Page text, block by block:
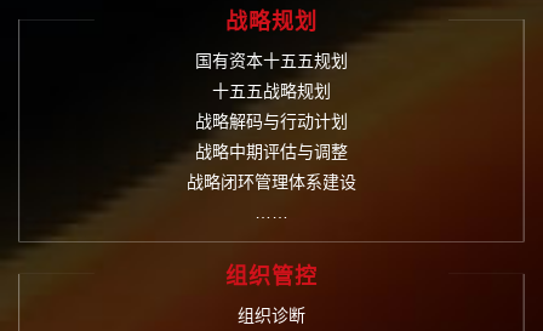
战略规划
国有资本十五五规划
十五五战略规划
战略解码与行动计划
战略中期评估与调整
战略闭环管理体系建设
……
组织管控
组织诊断